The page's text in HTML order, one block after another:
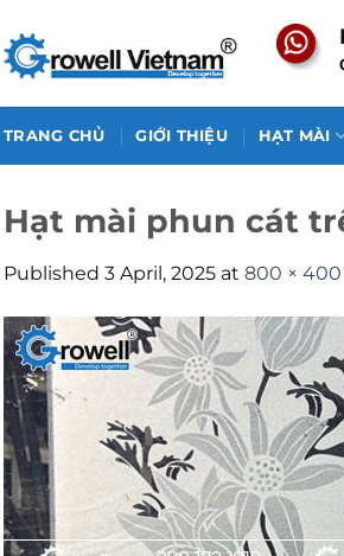
TRANG CHỦ GIỚI THIỆU HẠT MÀI
Hạt mài phun cát
Published 3 April, 2025 at 800 × 400